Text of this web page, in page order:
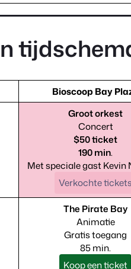
Bioscoop Bay
Groot orkest
Concert
$50 ticket
190 min.
Met speciale gast Kevin
Verkochte tickets
The Pirate Bay
Animatie
Gratis toegang
85 min.
Koop een ticket